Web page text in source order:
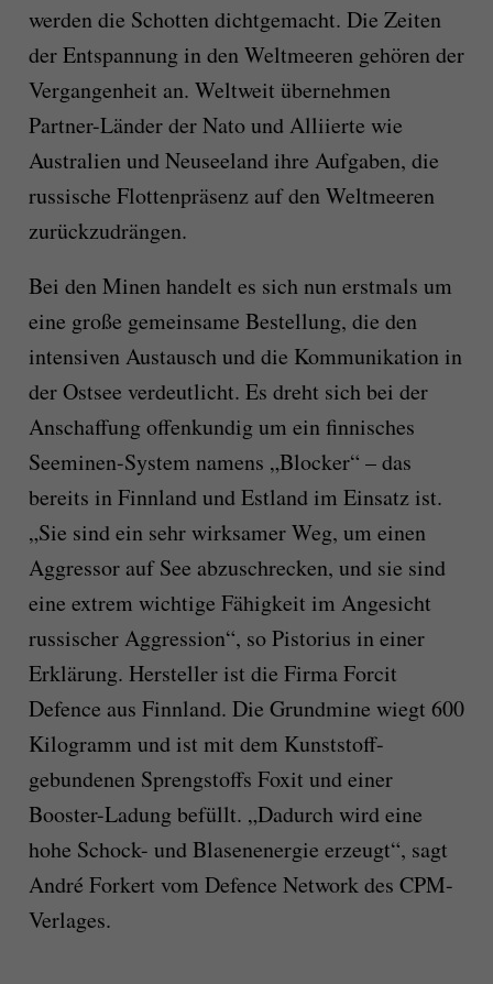
werden die Schotten dichtgemacht. Die Zeiten
der Entspannung in den Weltmeeren gehören der
Vergangenheit an. Weltweit übernehmen
Partner-Länder der Nato und Alliierte wie
Australien und Neuseeland ihre Aufgaben, die
russische Flottenpräsenz auf den Weltmeeren
zurückzudrängen.
Bei den Minen handelt es sich nun erstmals um
eine große gemeinsame Bestellung, die den
intensiven Austausch und die Kommunikation in
der Ostsee verdeutlicht. Es dreht sich bei der
Anschaffung offenkundig um ein finnisches
Seeminen-System namens „Blocker“ – das
bereits in Finnland und Estland im Einsatz ist.
„Sie sind ein sehr wirksamer Weg, um einen
Aggressor auf See abzuschrecken, und sie sind
eine extrem wichtige Fähigkeit im Angesicht
russischer Aggression“, so Pistorius in einer
Erklärung. Hersteller ist die Firma Forcit
Defence aus Finnland. Die Grundmine wiegt 600
Kilogramm und ist mit dem Kunststoff-
gebundenen Sprengstoffs Foxit und einer
Booster-Ladung befüllt. „Dadurch wird eine
hohe Schock- und Blasenenergie erzeugt“, sagt
André Forkert vom Defence Network des CPM-
Verlages.